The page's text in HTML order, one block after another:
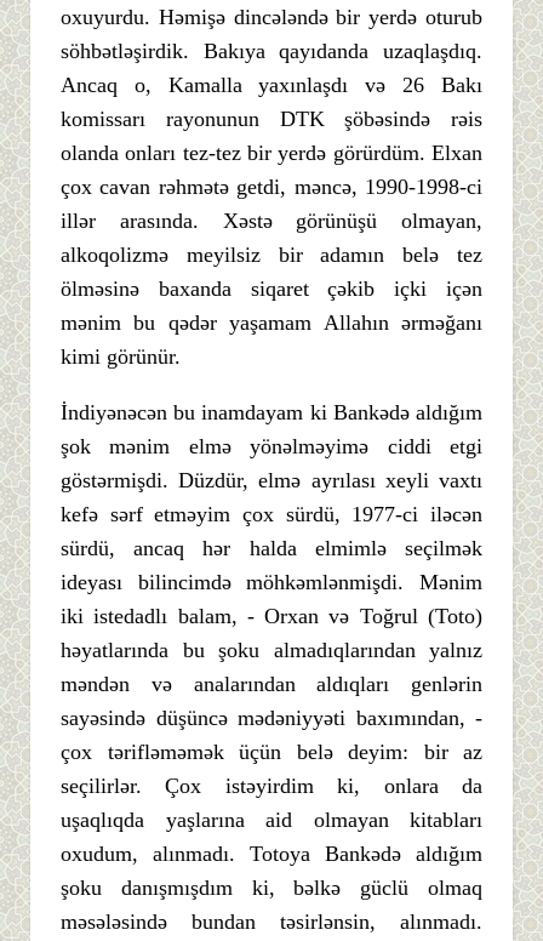
oxuyurdu. Həmişə dincələndə bir yerdə oturub
söhbətləşirdik. Bakıya qayıdanda uzaqlaşdıq.
Ancaq o, Kamalla yaxınlaşdı və 26 Bakı
komissarı rayonunun DTK şöbəsində rəis
olanda onları tez-tez bir yerdə görürdüm. Elxan
çox cavan rəhmətə getdi, məncə, 1990-1998-ci
illər arasında. Xəstə görünüşü olmayan,
alkoqolizmə meyilsiz bir adamın belə tez
ölməsinə baxanda siqaret çəkib içki içən
mənim bu qədər yaşamam Allahın ərməğanı
kimi görünür.
İndiyənəcən bu inamdayam ki Bankədə aldığım
şok mənim elmə yönəlməyimə ciddi etgi
göstərmişdi. Düzdür, elmə ayrılası xeyli vaxtı
kefə sərf etməyim çox sürdü, 1977-ci iləcən
sürdü, ancaq hər halda elmimlə seçilmək
ideyası bilincimdə möhkəmlənmişdi. Mənim
iki istedadlı balam, - Orxan və Toğrul (Toto)
həyatlarında bu şoku almadıqlarından yalnız
məndən və analarından aldıqları genlərin
sayəsində düşüncə mədəniyyəti baxımından, -
çox tərifləməmək üçün belə deyim: bir az
seçilirlər. Çox istəyirdim ki, onlara da
uşaqlıqda yaşlarına aid olmayan kitabları
oxudum, alınmadı. Totoya Bankədə aldığım
şoku danışmışdım ki, bəlkə güclü olmaq
məsələsində bundan təsirlənsin, alınmadı.